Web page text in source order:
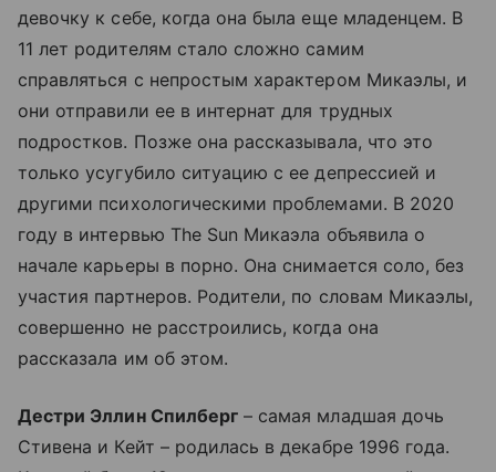
девочку к себе, когда она была еще младенцем. В
11 лет родителям стало сложно самим
справляться с непростым характером Микаэлы, и
они отправили ее в интернат для трудных
подростков. Позже она рассказывала, что это
только усугубило ситуацию с ее депрессией и
другими психологическими проблемами. В 2020
году в интервью The Sun Микаэла объявила о
начале карьеры в порно. Она снимается соло, без
участия партнеров. Родители, по словам Микаэлы,
совершенно не расстроились, когда она
рассказала им об этом.
Дестри Эллин Спилберг – самая младшая дочь
Стивена и Кейт – родилась в декабре 1996 года.